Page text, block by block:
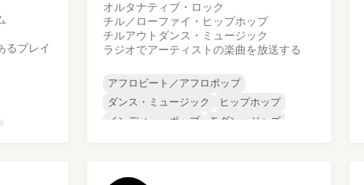
るプレイ
オルタナティブ・ロック
チル／ローファイ・ヒップホップ
チルアウト ダンス・ミュージック
ラジオでアーティストの楽曲を放送する
アフロビート／アフロポップ
ダンス・ミュージック
ヒップホップ
インディー・ポップ
モダン・ジャズ